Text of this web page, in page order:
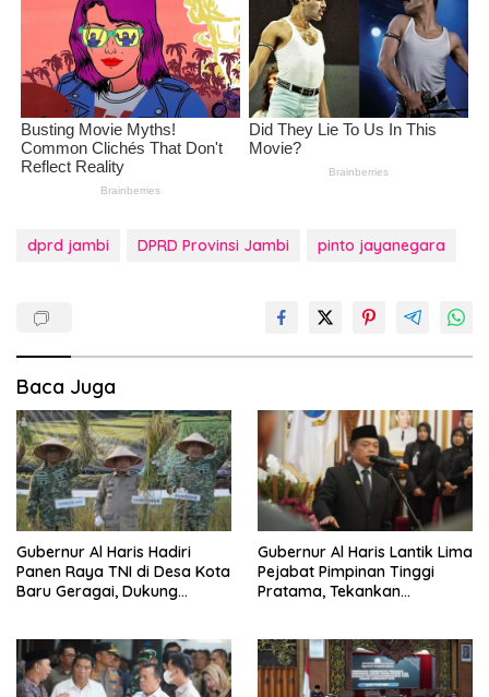
dprd jambi DPRD Provinsi Jambi pinto jayanegara
Baca Juga
Gubernur Al Haris Hadiri
Panen Raya TNI di Desa Kota
Baru Geragai, Dukung
Gubernur Al Haris Lantik Lima
Pejabat Pimpinan Tinggi
Pratama, Tekankan
Integritas